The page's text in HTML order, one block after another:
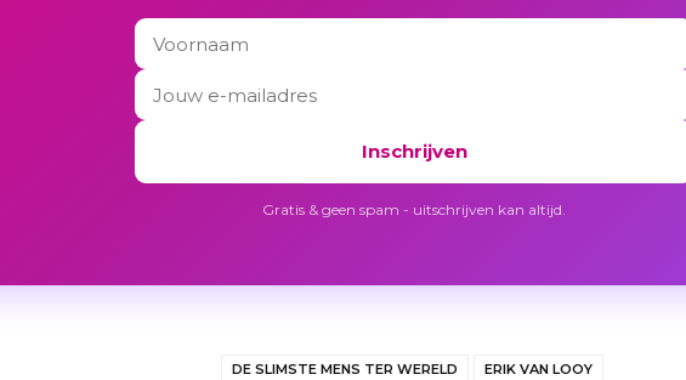
Inschrijven
Gratis & geen spam - uitschrijven kan altijd.
DE SLIMSTE MENS TER WERELD ERIK VAN LOOY